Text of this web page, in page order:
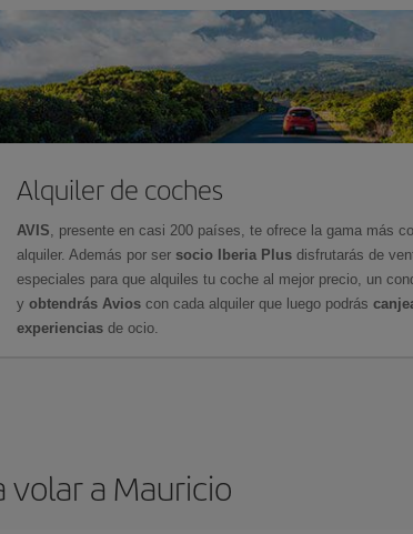
Alquiler de coches
AVIS , presente en casi 200 países, te ofrece la gama más
alquiler. Además por ser socio Iberia Plus disfrutarás de
especiales para que alquiles tu coche al mejor precio, un
y obtendrás Avios con cada alquiler que luego podrás
experiencias de ocio.
a Mauricio